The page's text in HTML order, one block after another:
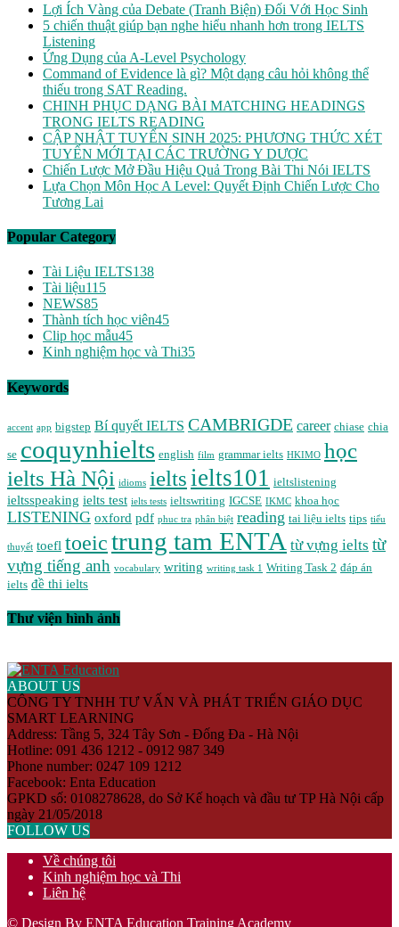
Lợi Ích Vàng của Debate (Tranh Biện) Đối Với Học Sinh
5 chiến thuật giúp bạn nghe hiểu nhanh hơn trong IELTS
Listening
Ứng Dụng của A-Level Psychology
Command of Evidence là gì? Một dạng câu hỏi không thể
thiếu trong SAT Reading.
CHINH PHỤC DẠNG BÀI MATCHING HEADINGS
TRONG IELTS READING
CẬP NHẬT TUYỂN SINH 2025: PHƯƠNG THỨC XÉT
TUYỂN MỚI TẠI CÁC TRƯỜNG Y DƯỢC
Chiến Lược Mở Đầu Hiệu Quả Trong Bài Thi Nói IELTS
Lựa Chọn Môn Học A Level: Quyết Định Chiến Lược Cho
Tương Lai
Popular Category
Tài Liệu IELTS138
Tài liệu115
NEWS85
Thành tích học viên45
Clip học mẫu45
Kinh nghiệm học và Thi35
Keywords
accent app bigstep Bí quyết IELTS CAMBRIGDE career chiase chia
se coquynhielts english film grammar ielts HKIMO học
ielts Hà Nội idioms ielts ielts101 ieltslistening
ieltsspeaking ielts test ielts tests ieltswriting IGCSE IKMC khoa học
LISTENING oxford pdf phuc tra phân biệt reading tai liệu ielts tips tiểu
thuyết toefl toeictrung tam ENTA từ vựng ielts từ
vựng tiếng anh vocabulary writing writing task 1 Writing Task 2 đáp án
ielts đề thi ielts
Thư viện hình ảnh
ABOUT US
CÔNG TY TNHH TƯ VẤN VÀ PHÁT TRIỂN GIÁO DỤC
SMART LEARNING
Address: Tầng 5, 324 Tây Sơn - Đống Đa - Hà Nội
Hotline: 091 436 1212 - 0912 987 349
Phone number: 0247 109 1212
Facebook: Enta Education
GPKD số: 0108278628, do Sở Kế hoạch và đầu tư TP Hà Nội cấp
ngày 21/05/2018
FOLLOW US
Về chúng tôi
Kinh nghiệm học và Thi
Liên hệ
© Design By ENTA Education Training Academy